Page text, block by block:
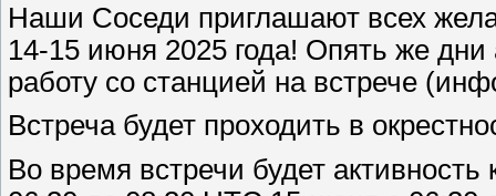
Наши Соседи приглашают всех
14-15 июня 2025 года! Опять же
работу со станцией на встрече
Встреча будет проходить в
Во время встречи будет